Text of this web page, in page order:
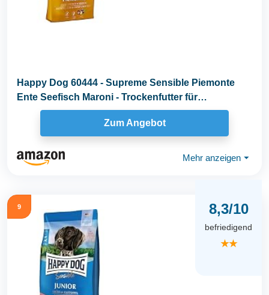
Happy Dog 60444 - Supreme Sensible Piemonte
Ente Seefisch Maroni - Trockenfutter für
ausgewachsene...
Zum Angebot
Mehr anzeigen ⏷
9 8,3/10
befriedigend
★★